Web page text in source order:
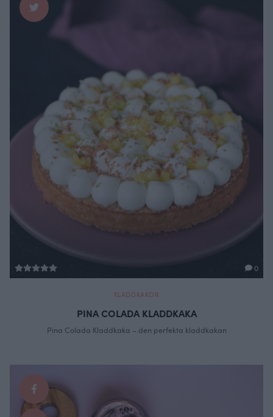
0
KLADDKAKOR
PINA COLADA KLADDKAKA
Pina Colada Kladdkaka – den perfekta kladdkakan